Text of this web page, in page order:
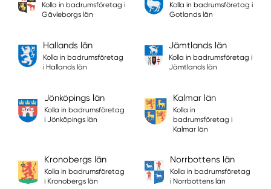
Kolla in badrumsföretag i
Gävleborgs län
Kolla in badrumsföretag i
Gotlands län
Hallands län
Kolla in badrumsföretag
i Hallands län
Jämtlands län
Kolla in badrumsföretag i
Jämtlands län
Jönköpings län
Kolla in badrumsföretag
i Jönköpings län
Kalmar län
Kolla in
badrumsföretag i
Kalmar län
Kronobergs län
Kolla in badrumsföretag
i Kronobergs län
Norrbottens län
Kolla in badrumsföretag
i Norrbottens län